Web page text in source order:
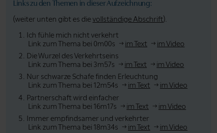
Links zu den Themen in dieser Aufzeichnung:
(weiter unten gibt es dievollständige Abschrift).
Ich fühle mich nicht verkehrt
Link zum Thema bei 0m00s
im Text
im Video
Die Wurzel des Verkehrtseins
Link zum Thema bei 3m57s
im Text
im Video
Nur schwarze Schafe finden Erleuchtung
Link zum Thema bei 12m54s
im Text
im Video
Partnerschaft wird einfacher
Link zum Thema bei 16m17s
im Text
im Video
Immer empfindsamer und verkehrter
Link zum Thema bei 18m34s
im Text
im Video